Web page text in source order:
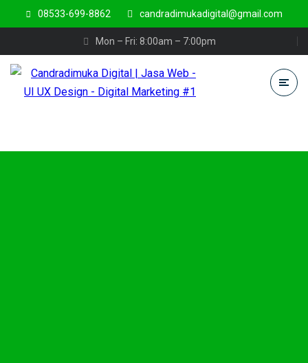
08533-699-8862 candradimukadigital@gmail.com
Mon – Fri: 8:00am – 7:00pm